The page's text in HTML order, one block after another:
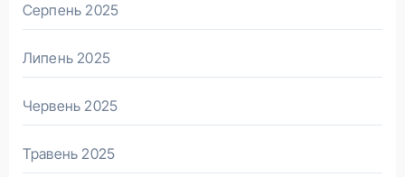
Серпень 2025
Липень 2025
Червень 2025
Травень 2025